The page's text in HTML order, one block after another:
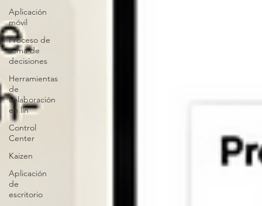
Aplicación
móvil
Proceso de
toma de
decisiones
Herramientas
de
colaboración
en lín
Control
Center
Kaizen
Aplicación
de
escritorio